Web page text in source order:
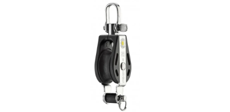
Bildergalerie überspringen